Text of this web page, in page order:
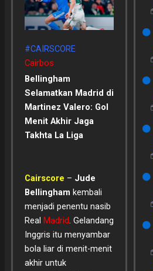
#CAIRSCORE
Cairbos
Bellingham
Selamatkan Madrid di
Martinez Valero: Gol
Menit Akhir Jaga
Takhta La Liga
Cairscore – Jude
Bellingham kembali
menjadi penentu nasib
Real Madrid. Gelandang
Inggris itu menyambar
bola liar di menit-menit
akhir untuk